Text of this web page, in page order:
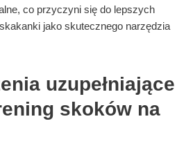
co przyczyni się do lepszych
jako skutecznego narzędzia
uzupełniające
skoków na